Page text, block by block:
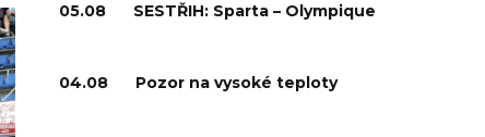
05.08 SESTŘIH: Sparta – Olympique
04.08 Pozor na vysoké teploty